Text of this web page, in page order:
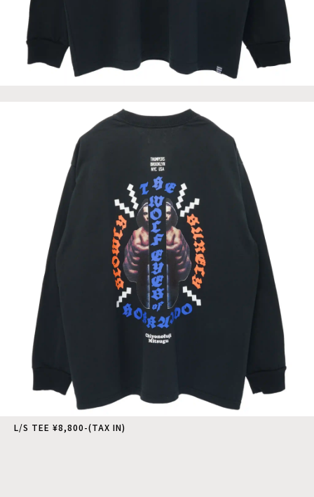
L/S TEE ¥8,800-(TAX IN)